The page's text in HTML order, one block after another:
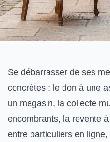
Se débarrasser de ses
concrètes : le don à une
un magasin, la collecte
encombrants, la revente
entre particuliers en